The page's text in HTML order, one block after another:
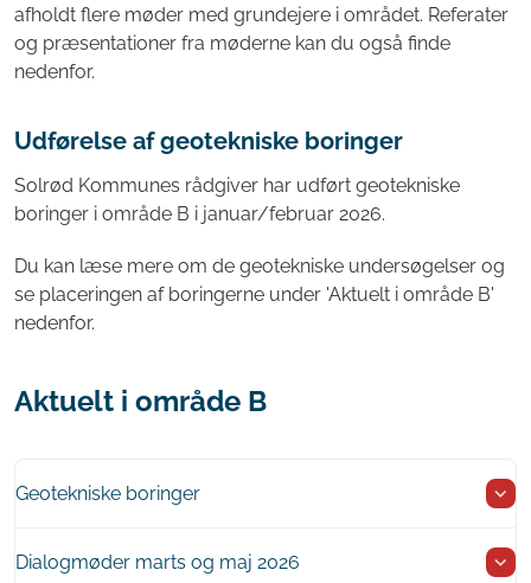
afholdt flere møder med grundejere i området. Referater
og præsentationer fra møderne kan du også finde
nedenfor.
Udførelse af geotekniske boringer
Solrød Kommunes rådgiver har udført geotekniske
boringer i område B i januar/februar 2026.
Du kan læse mere om de geotekniske undersøgelser og
se placeringen af boringerne under 'Aktuelt i område B'
nedenfor.
Aktuelt i område B
Geotekniske boringer
Dialogmøder marts og maj 2026